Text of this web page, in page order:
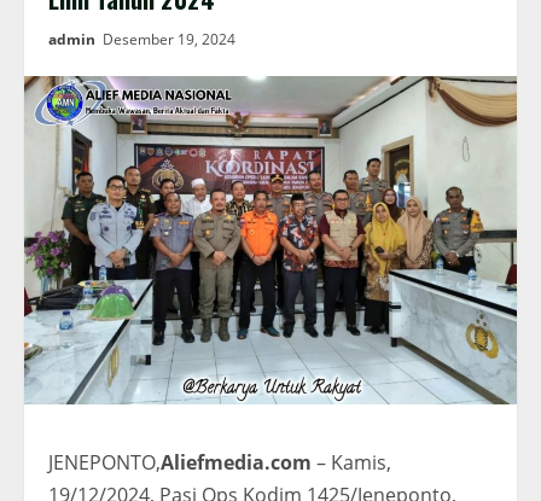
admin Desember 19, 2024
JENEPONTO,Aliefmedia.com – Kamis,
19/12/2024, Pasi Ops Kodim 1425/Jeneponto,